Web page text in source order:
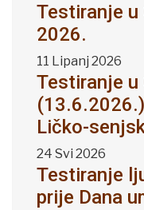
Testiranje u
2026.
11 Lipanj 2026
Testiranje u
Ličko-
24 Svi 2026
Testiranje
prije Dana